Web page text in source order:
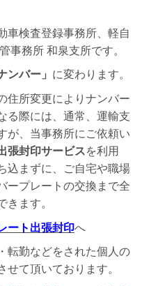
車検査登録事務所、軽自
事務所 和泉支所です。
ンバー」 に変わります。
住所変更によりナンバー
る際には、通常、運輸支
が、当事務所にご依頼い
張封印サービスを利用
込まずに、ご自宅や職場
ープレートの交換まで全
きます。
ート出張封印へ
転勤などをされた個人の
て頂いております。